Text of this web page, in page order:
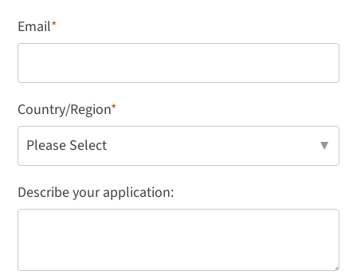
Email*
Country/Region*
Describe your application: